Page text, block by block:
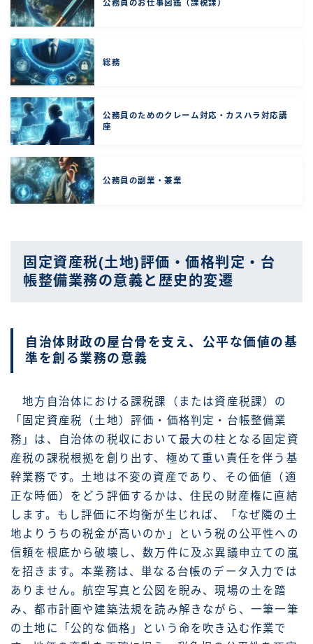
公務員のお仕事図鑑（課税課）
総務
公務員のためのクレーム対応・カスハラ対応講
座
公務員の副業・兼業
固定資産税(土地)評価・価格判定・台
帳整備業務の意義と歴史的変遷
自治体財政の屋台骨を支え、公平な価値の基
準を創る業務の意義
地方自治体における課税課（または資産税課）の
「固定資産税（土地）評価・価格判定・台帳整備業
務」は、自治体の税収において最大の柱となる固定資
産税の課税根拠を創り出す、極めて重い責任を伴う基
幹業務です。土地は不変の資産であり、その価値（適
正な時価）をどう評価するかは、住民の財産権に直結
します。もし評価に不均衡が生じれば、「なぜ隣の土
地よりうちの税金が高いのか」という税の公平性への
信頼を根底から破壊し、数万件に及ぶ異議申立ての嵐
を招きます。本業務は、単なる台帳のデータ入力では
ありません。航空写真と公図を睨み、現場の土を踏
み、都市計画や建築法規を読み解きながら、一筆一筆
の土地に「公的な価格」という命を吹き込む作業で